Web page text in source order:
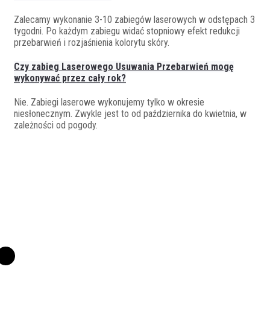
Zalecamy wykonanie 3-10 zabiegów laserowych w odstępach 3
tygodni. Po każdym zabiegu widać stopniowy efekt redukcji
przebarwień i rozjaśnienia kolorytu skóry.
Czy zabieg Laserowego Usuwania Przebarwień mogę
wykonywać przez cały rok?
Nie. Zabiegi laserowe wykonujemy tylko w okresie
niesłonecznym. Zwykle jest to od października do kwietnia, w
zależności od pogody.